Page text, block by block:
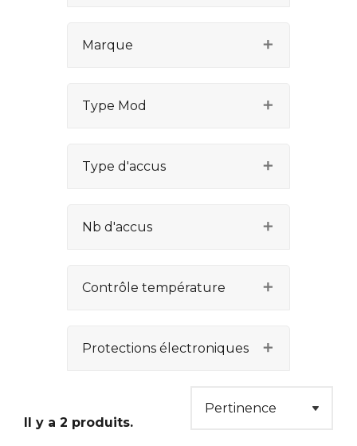
Marque
Type Mod
Type d'accus
Nb d'accus
Contrôle température
Protections électroniques
Il y a 2 produits.